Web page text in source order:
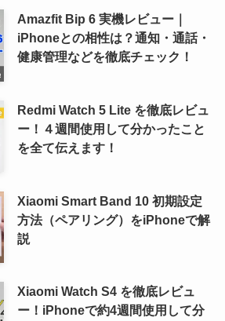
Amazfit Bip 6 実機レビュー｜
iPhoneとの相性は？通知・通話・
健康管理などを徹底チェック！
Redmi Watch 5 Lite を徹底レビュ
ー！４週間使用して分かったこと
を全て伝えます！
Xiaomi Smart Band 10 初期設定
方法（ペアリング）をiPhoneで解
説
Xiaomi Watch S4 を徹底レビュ
ー！iPhoneで約4週間使用して分